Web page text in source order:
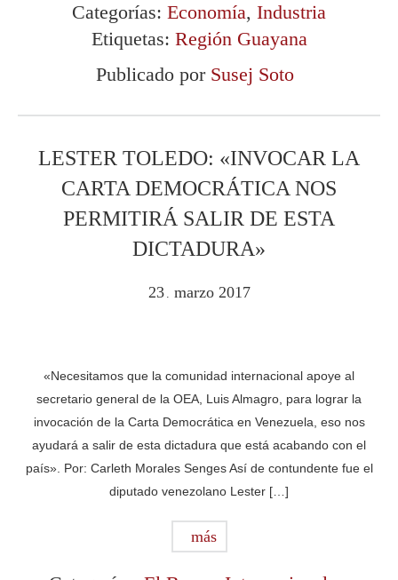
Categorías: Economía, Industria
Etiquetas: Región Guayana
Publicado por Susej Soto
LESTER TOLEDO: «INVOCAR LA
CARTA DEMOCRÁTICA NOS
PERMITIRÁ SALIR DE ESTA
DICTADURA»
23 . marzo 2017
«Necesitamos que la comunidad internacional apoye al
secretario general de la OEA, Luis Almagro, para lograr la
invocación de la Carta Democrática en Venezuela, eso nos
ayudará a salir de esta dictadura que está acabando con el
país». Por: Carleth Morales Senges Así de contundente fue el
diputado venezolano Lester […]
más